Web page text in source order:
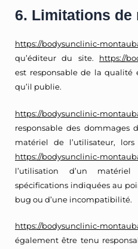
6. Limitations
https://bodysunclinic-
qu’éditeur du site. https://
est responsable de la qualité
qu’il publie.
https://bodysunclinic-
responsable des dommages
matériel de l’utilisateur,
https://bodysunclinic-
l’utilisation d’un
spécifications indiquées au
bug ou d’une incompatibilité.
https://bodysunclinic-
également être tenu